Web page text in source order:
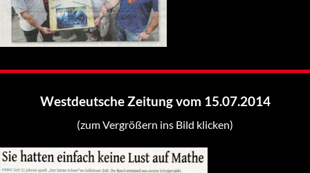
Westdeutsche Zeitung vom 15.07.2014
(zum Vergrößern ins Bild klicken)